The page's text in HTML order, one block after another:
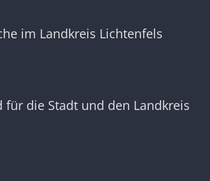
im Landkreis Lichtenfels
für die Stadt und den Landkreis